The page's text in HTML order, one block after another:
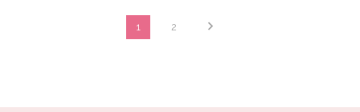
1 2